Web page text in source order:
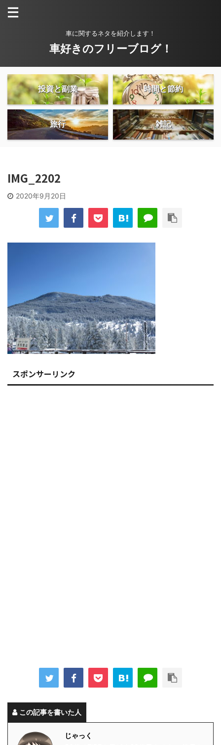
車に関するネタを紹介します！
車好きのフリーブログ！
投資と副業 時間と節約
旅行 雑記
IMG_2202
2020年9月20日
スポンサーリンク
この記事を書いた人
じゃっく